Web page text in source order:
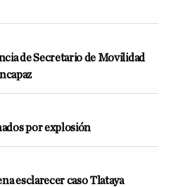
de Secretario de Movilidad
por explosión
esclarecer caso Tlataya